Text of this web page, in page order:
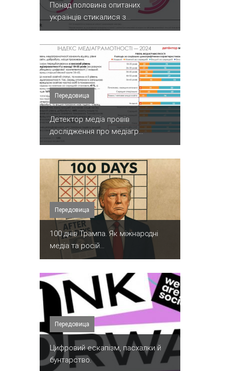
Понад половина опитаних
українців стикалися з...
Передовица
Детектор медіа провів
дослідження про медіагр...
Передовица
100 днів Трампа. Як міжнародні
медіа та росій...
Передовица
​Цифровий ескапізм, пасхалки й
бунтарство.